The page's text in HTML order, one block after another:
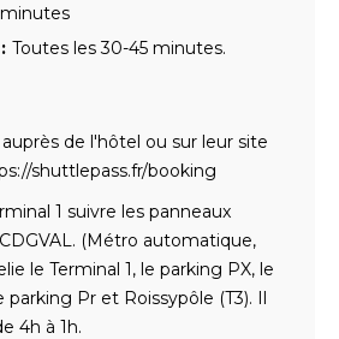
Toutes les 30-45 minutes.
de l'hôtel ou sur leur site
shuttlepass.fr/booking
1 suivre les panneaux
(Métro automatique,
le Terminal 1, le parking PX, le
parking Pr et Roissypôle (T3). Il
4h à 1h.